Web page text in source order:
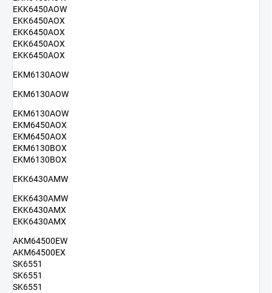
EKK6450AOW
EKK6450AOX
EKK6450AOX
EKK6450AOX
EKK6450AOX
EKM6130AOW
EKM6130AOW
EKM6130AOW
EKM6450AOX
EKM6450AOX
EKM6130BOX
EKM6130BOX
EKK6430AMW
EKK6430AMW
EKK6430AMX
EKK6430AMX
AKM64500EW
AKM64500EX
SK6551
SK6551
SK6551